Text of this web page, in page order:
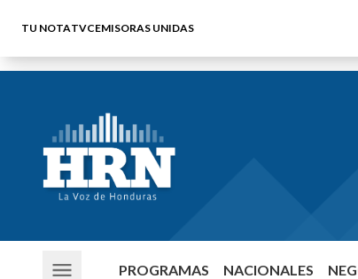
TU NOTATVCEMISORAS UNIDAS
PROGRAMAS NACIONALES